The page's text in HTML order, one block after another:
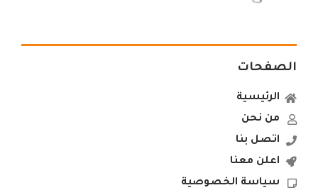
الصفحات
الرئيسية
من نحن
اتصل بنا
اعلن معنا
سياسة الخصوصية